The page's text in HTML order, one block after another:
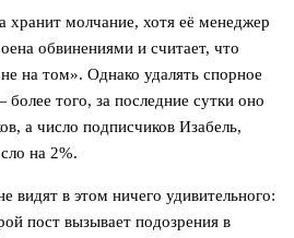
хранит молчание, хотя её менеджер
обвинениями и считает, что
на том». Однако удалять спорное
того, за последние сутки оно
а число подписчиков Изабель,
на 2%.
видят в этом ничего удивительного:
пост вызывает подозрения в